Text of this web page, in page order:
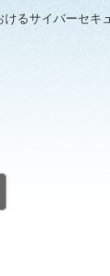
るサイバーセキ